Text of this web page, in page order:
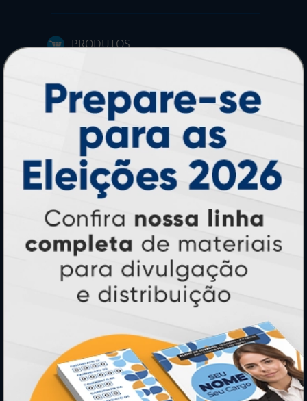
PRODUTOS
Pastas
Ímãs
Cartão de Visita
Folder, Flyer e Panfleto
Banners e Lonas
Calendários 2027
PAGUE COM
* Pagamento com cartão de crédito terá valor adicional.